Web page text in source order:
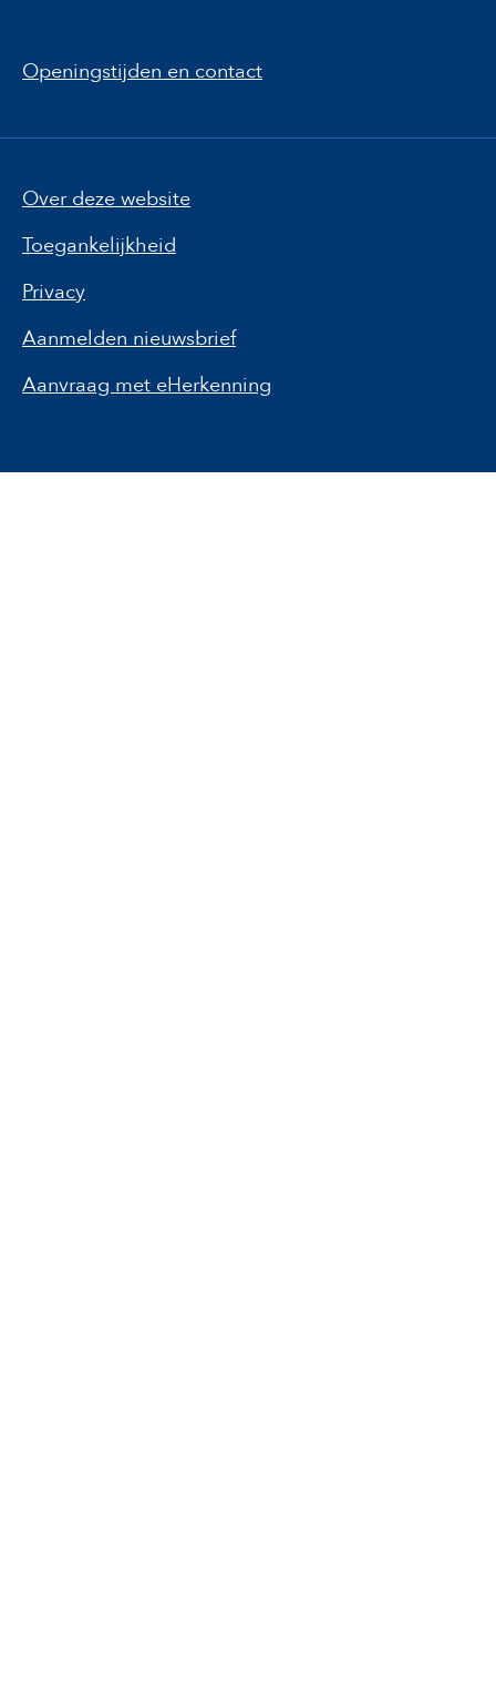
Openingstijden en contact
Over deze website
Toegankelijkheid
Privacy
Aanmelden nieuwsbrief
Aanvraag met eHerkenning